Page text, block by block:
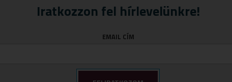
Iratkozzon fel hírlevelünkre!
EMAIL CÍM